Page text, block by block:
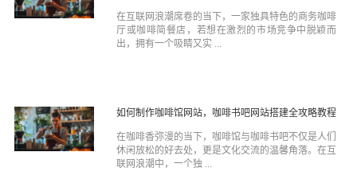
在互联网浪潮席卷的当下，一家独具特色的商务咖啡
厅或咖啡简餐店，若想在激烈的市场竞争中脱颖而
出，拥有一个吸睛又实 ...
如何制作咖啡馆网站，咖啡书吧网站搭建全攻略教程
在咖啡香弥漫的当下，咖啡馆与咖啡书吧不仅是人们
休闲放松的好去处，更是文化交流的温馨角落。在互
联网浪潮中，一个独 ...